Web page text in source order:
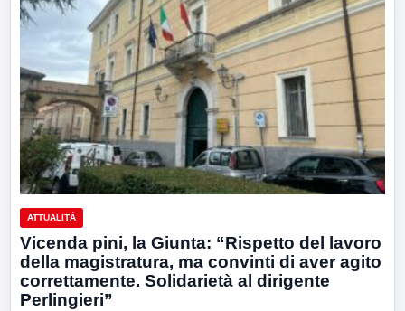
ATTUALITÀ
Vicenda pini, la Giunta: “Rispetto del lavoro
della magistratura, ma convinti di aver agito
correttamente. Solidarietà al dirigente
Perlingieri”